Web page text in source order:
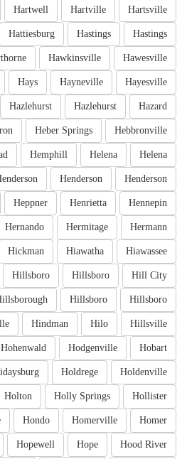
Hartsville
Hartville
Hartwell
Hastings
Hastings
Hattiesburg
Hawesville
Hawkinsville
Hayesville
Hayneville
Hays
Hazard
Hazlehurst
Hazlehurst
Hebbronville
Heber Springs
Helena
Helena
Hemphill
Henderson
Henderson
Hennepin
Henrietta
Heppner
Hermann
Hermitage
Hernando
Hiawassee
Hiawatha
Hickman
Hill City
Hillsboro
Hillsboro
Hillsboro
Hillsboro
Hillsville
Hilo
Hindman
Hobart
Hodgenville
Hohenwald
Holdenville
Holdrege
Hollister
Holly Springs
Holton
Homer
Homerville
Hondo
Hood River
Hope
Hopewell